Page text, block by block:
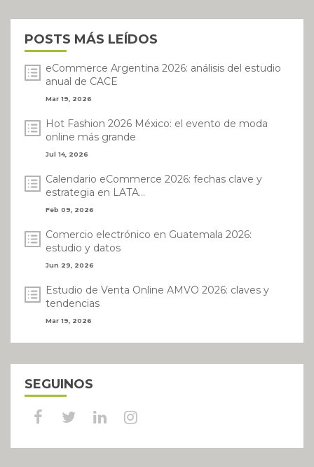
POSTS MÁS LEÍDOS
eCommerce Argentina 2026: análisis del estudio
anual de CACE
Mar 19, 2026
Hot Fashion 2026 México: el evento de moda
online más grande
Jul 14, 2026
Calendario eCommerce 2026: fechas clave y
estrategia en LATA...
Feb 09, 2026
Comercio electrónico en Guatemala 2026:
estudio y datos
Jun 29, 2026
Estudio de Venta Online AMVO 2026: claves y
tendencias
Mar 19, 2026
SEGUINOS